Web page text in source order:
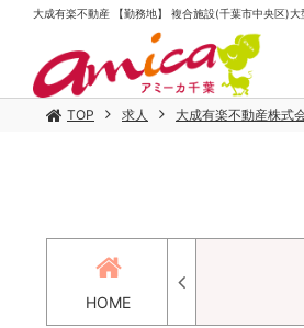
大成有楽不動産 【勤務地】 複合施設(千葉市中央区)
TOP 求人 大成有楽不動産株式
HOME